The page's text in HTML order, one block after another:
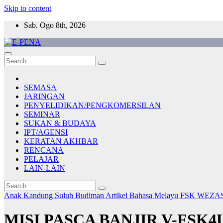
Skip to content
Sab. Ogo 8th, 2026
E-PENA
Berita Digital Terkini
SEMASA
JARINGAN
PENYELIDIKAN/PENGKOMERSILAN
SEMINAR
SUKAN & BUDAYA
IPT/AGENSI
KERATAN AKHBAR
RENCANA
PELAJAR
LAIN-LAIN
Anak Kandung Suluh Budiman Artikel Bahasa Melayu FSK